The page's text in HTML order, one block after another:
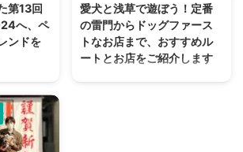
を決行し
が見える
霊が見え
コが守護
す。 では
...
京都八王子市にある標高599mの
山で、富士山の6分の1ほどの高
さ。 日本国内で登山ができる山
の中でも、登りやすさから非常に
第13回
へ、ペ
ンドを
れたペット
」に参加
始時間に
長蛇の列。
愛犬と浅草で遊ぼう！定番
の雷門からドッグファース
トなお店まで、おすすめル
ートとお店をご紹介します